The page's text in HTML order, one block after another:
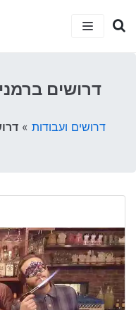
דרושים
דרושים ועבודות »